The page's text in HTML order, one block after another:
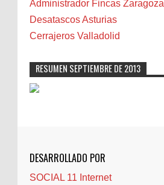
Carmela Sauras
Carnavales
Castellón
Cerrajeros
Cocinas
Comentarios de la afición
Administrador Fincas Zaragoza
Desatascos Asturias
Cerrajeros Valladolid
RESUMEN SEPTIEMBRE DE 2013
DESARROLLADO POR
SOCIAL 11 Internet